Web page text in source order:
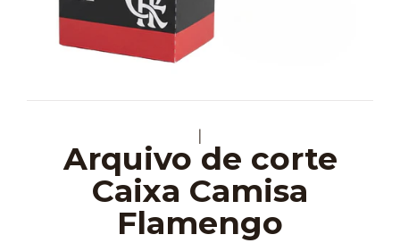
|
Arquivo de corte
Caixa Camisa
Flamengo